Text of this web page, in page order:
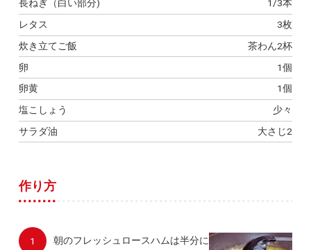
長ねぎ（白い部分)
1/3本
レタス
3枚
炊き立てご飯
茶わん2杯
卵
1個
卵黄
1個
塩こしょう
少々
サラダ油
大さじ2
作り方
朝のフレッシュロースハムは半分に